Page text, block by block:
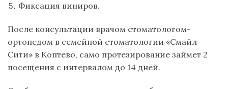
Фиксация виниров.
После консультации врачом стоматологом-
ортопедом в семейной стоматологии «Смайл
Сити» в Коптево, само протезирование займет 2
посещения с интервалом до 14 дней.